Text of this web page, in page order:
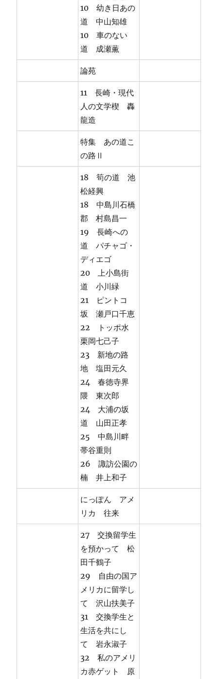
10 幼き日あの
道 中山知雄
10 車のない
道 成瀬薫
論苑
11 長崎・現代
人の文学楔 轟
龍造
特集 あの道こ
の路Ⅱ
18 筍の道 池
松経興
18 中島川石橋
郡 村島昌一
19 長崎への
道 パチャゴ・
ディエゴ
20 上小島街
道 小川緑
21 ピントコ
坂 瀬戸口千恵
22 トッポ水
栗岡七己子
23 新地の路
地 塩田元久
24 春徳寺界
隈 東次郎
24 大浦の坂
道 山田正孝
25 中島川畔
帯谷重則
26 諏訪公園の
楠 井上和子
にっぽん アメ
リカ 往来
27 交換留学生
を預かって 松
田千鶴子
29 自由の国ア
メリカに留学し
て 沢山扶美子
31 交換学生と
生活を共にし
て 岩永淑子
32 私のアメリ
カ赤ゲット 原